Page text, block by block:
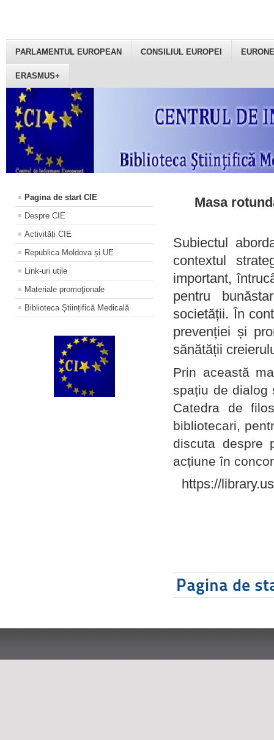
PARLAMENTUL EUROPEAN CONSILIUL EUROPEI
ERASMUS+
Pagina de start CIE
Despre CIE
Activități CIE
Republica Moldova și UE
Link-uri utile
Materiale promoţionale
Biblioteca Științifică Medicală
Masa
Subiectul
contextul
important,
pentru
societății. În
prevenției și
sănătății
Prin această
spațiu de dialog
Catedra de
bibliotecari,
discuta despre
acțiune în
https://
Pagina de